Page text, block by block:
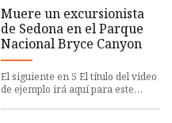
Muere un excursionista
de Sedona en el Parque
Nacional Bryce Canyon
El siguiente en 5 El título del video
de ejemplo irá aquí para este